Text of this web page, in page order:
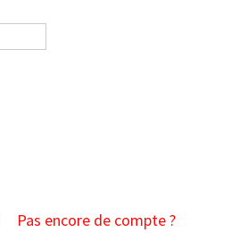
Pas encore de compte ?